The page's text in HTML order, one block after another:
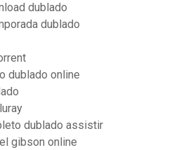
dublado
dublado
dublado online
dublado assistir
gibson online